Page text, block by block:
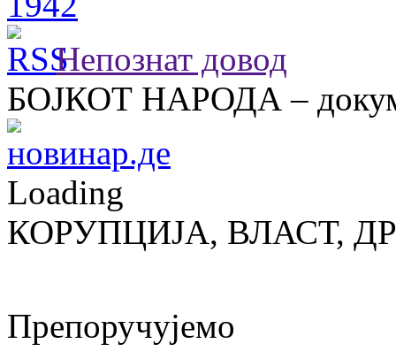
Непознат довод
БОЈКОТ НАРОДА –
Loading
КОРУПЦИЈА, ВЛАСТ,
Препоручујемо